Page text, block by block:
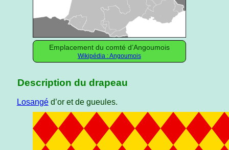
Emplacement du comté d’Angoumois
Wikipédia : Angoumois
Description du drapeau
Losangéd’or et de gueules.